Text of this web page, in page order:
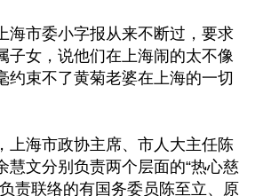
海市委小字报从来不断过，要求
子女，说他们在上海闹的太不像
约束不了黄菊老婆在上海的一切
上海市政协主席、市人大主任陈
慧文分别负责两个层面的“热心慈
责联络的有国务委员陈至立、原